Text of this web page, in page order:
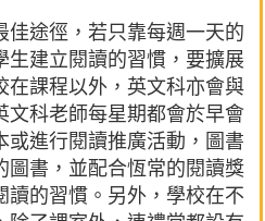
佳途徑，若只靠每週一天的
建立閱讀的習慣，要擴展
在課程以外，英文科亦會與
文科老師每星期都會於早會
或進行閱讀推廣活動，圖書
圖書，並配合恆常的閱讀獎
讀的習慣。另外，學校在不